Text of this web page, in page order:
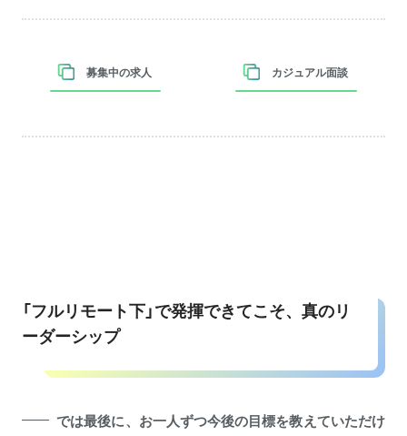
募集中の求人 カジュアル面談
「フルリモート下」で発揮できてこそ、真のリ
ーダーシップ
では最後に、お一人ずつ今後の目標を教えていただけ